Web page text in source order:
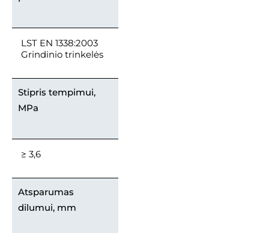
LST EN 1338:2003
Grindinio trinkelės
Stipris tempimui,
MPa
≥ 3,6
Atsparumas
dilumui, mm